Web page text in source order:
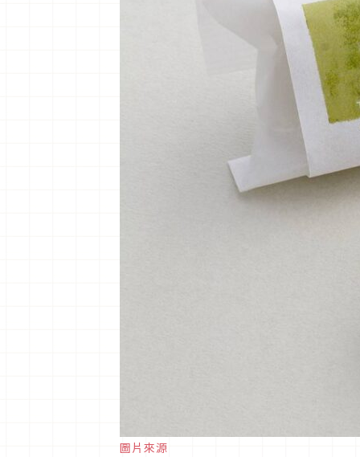
圖片來源